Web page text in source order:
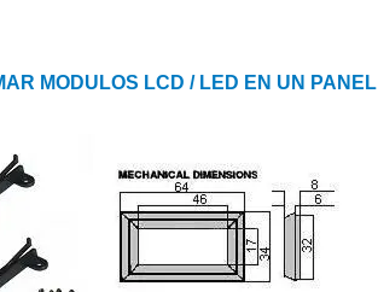
MODULOS LCD / LED EN UN PANEL